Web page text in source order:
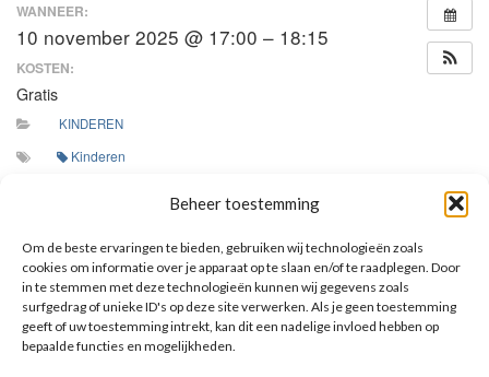
Beheer toestemming
Om de beste ervaringen te bieden, gebruiken wij technologieën zoals
cookies om informatie over je apparaat op te slaan en/of te raadplegen. Door
in te stemmen met deze technologieën kunnen wij gegevens zoals
surfgedrag of unieke ID's op deze site verwerken. Als je geen toestemming
geeft of uw toestemming intrekt, kan dit een nadelige invloed hebben op
bepaalde functies en mogelijkheden.
WANNEER:
10 november 2025 @ 17:00 – 18:15
KOSTEN:
Gratis
KINDEREN
Kinderen
We leren elkaar kennen bij naam, zoals God ieder van ons bij
AANKOMENDE ACTIVITEITEN